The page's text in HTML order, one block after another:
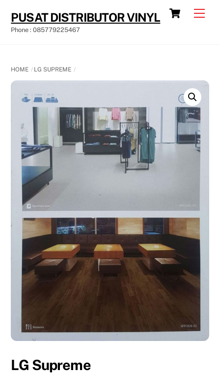
content
Cart
PUSAT DISTRIBUTOR VINYL
Phone : 085779225467
HOME LG SUPREME
LG Supreme